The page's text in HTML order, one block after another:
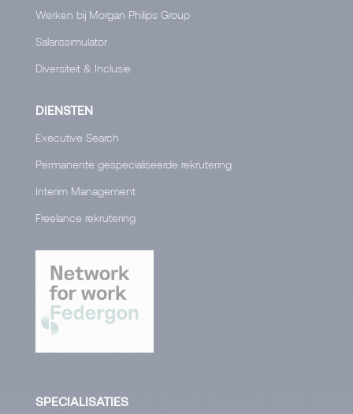
Werken bij Morgan Philips Group
Salarissimulator
Diversiteit & Inclusie
DIENSTEN
Executive Search
Permanente gespecialiseerde rekrutering
Interim Management
Freelance rekrutering
SPECIALISATIES